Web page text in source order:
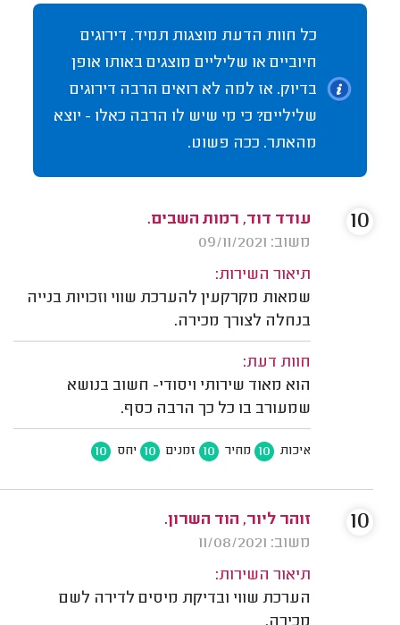
כל חוות הדעת מוצגות תמיד. דירוגים
חיוביים או שליליים מוצגים באותו אופן
בדיוק. אז למה לא רואים הרבה דירוגים
שליליים? כי מי שיש לו הרבה כאלו - יוצא
מהאתר. ככה פשוט.
עודד דוד, רמות השבים.
משוב: 09/11/2021
תיאור השירות:
שמאות מקרקעין להערכת שווי וזכויות בנייה
בנחלה לצורך מכירה.
חוות דעת:
הוא מאוד שירותי ויסודי- חשוב בנושא
שמעורב בו כל כך הרבה כסף.
איכות 10 מחיר 10 זמנים 10 יחס 10
10
זוהר ליור, הוד השרון.
משוב: 11/08/2021
תיאור השירות:
הערכת שווי ובדיקת מיסים לדירה לשם
10